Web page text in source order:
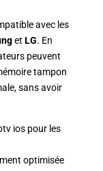
avec les
et LG. En
peuvent
tampon
sans avoir
ios pour les
optimisée